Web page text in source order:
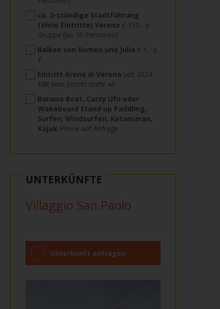
ca. 2-stündige Stadtführung
(ohne Eintritte) Verona € 155,- p.
Gruppe (bis 30 Personen)
Balkon von Romeo und Julia € 1,- p.
P.
Eintritt Arena di Verona seit 2024
fällt kein Eintritt mehr an
Banana Boat, Carzy Ufo oder
Wakeboard Stand up Paddling,
Surfen, Windsurfen, Katamaran,
Kajak Preise auf Anfrage
UNTERKÜNFTE
Villaggio San Paolo
Unterkunft anfragen